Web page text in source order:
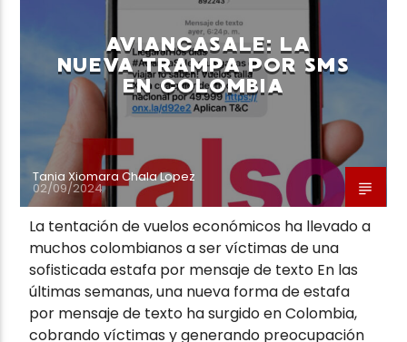
Neiva Estereo
AVIANCASALE: LA
NUEVA TRAMPA POR SMS
EN COLOMBIA
Tania Xiomara Chala Lopez
02/09/2024
La tentación de vuelos económicos ha llevado a
muchos colombianos a ser víctimas de una
sofisticada estafa por mensaje de texto En las
últimas semanas, una nueva forma de estafa
por mensaje de texto ha surgido en Colombia,
cobrando víctimas y generando preocupación